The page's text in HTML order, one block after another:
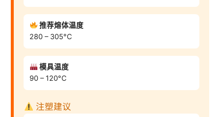
推荐熔体温度
280 – 305°C
模具温度
90 – 120°C
注塑建议